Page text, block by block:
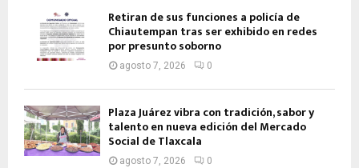
Retiran de sus funciones a policía de
Chiautempan tras ser exhibido en redes
por presunto soborno
agosto 7, 2026 0
Plaza Juárez vibra con tradición, sabor y
talento en nueva edición del Mercado
Social de Tlaxcala
agosto 7, 2026 0